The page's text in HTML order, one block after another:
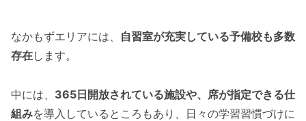
なかもずエリアには、 自習室が充実している予備校も多数
存在します。
中には、 365日開放されている施設や、席が指定できる仕
組みを導入しているところもあり、日々の学習習慣づけに